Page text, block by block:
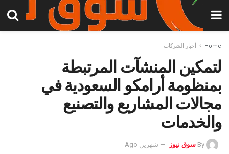
Home أخبار الشركات
لتمكين المنشآت المرتبطة
بمنظومة أرامكو السعودية في
مجالات المشاريع والتصنيع
والخدمات
By سوق نيوز شهرين Ago